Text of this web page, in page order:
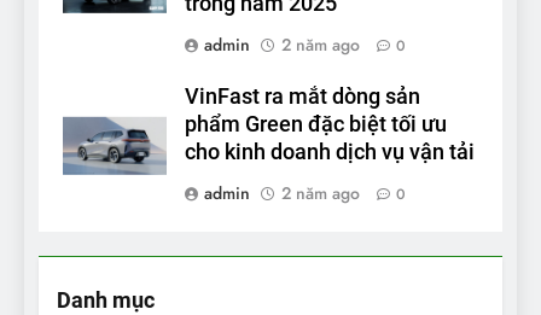
admin
2 năm ago 0
VinFast ra mắt dòng sản
phẩm Green đặc biệt tối ưu
cho kinh doanh dịch vụ vận tải
admin
2 năm ago 0
Danh mục